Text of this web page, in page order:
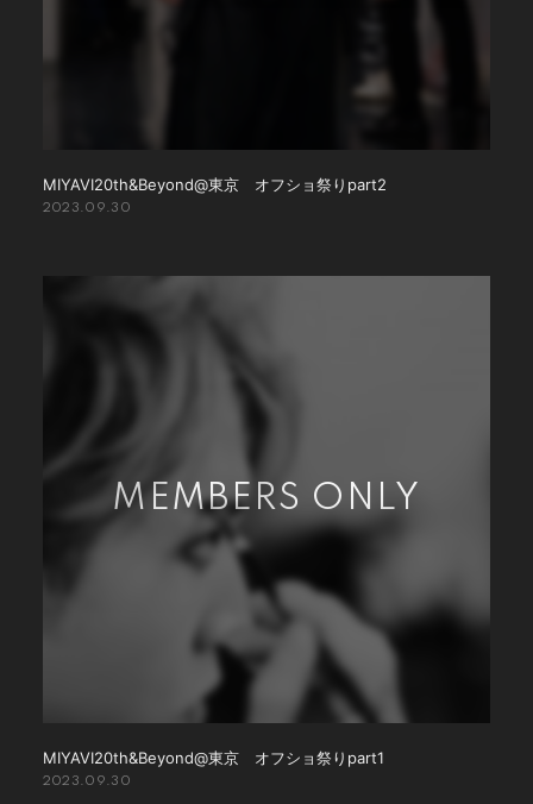
MIYAVI20th&Beyond@東京 オフショ祭りpart2
2023.09.30
MIYAVI20th&Beyond@東京 オフショ祭りpart1
2023.09.30